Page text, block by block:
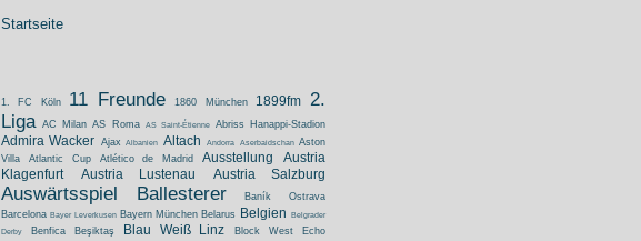
Startseite
1. FC Köln 11 Freunde 1860 München 1899fm 2.
Liga
AC Milan AS Roma AS Saint-Étienne Abriss Hanappi-Stadion
Admira Wacker Ajax Albanien Altach Andorra Aserbaidschan
Aston
Villa
Atlantic Cup Atlético de Madrid Ausstellung
Austria
Klagenfurt
Austria Lustenau Austria Salzburg
Auswärtsspiel Ballesterer
Baník Ostrava
Barcelona Bayer Leverkusen Bayern München Belarus Belgien Belgrader
Derby Benfica Beşiktaş Blau Weiß Linz
Block West Echo